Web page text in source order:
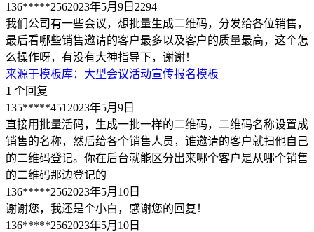
136*****2562023年5月9日 2294
我们公司有一些会议，想批量生成二维码，分发给各位销售，
最后看哪些销售邀请的客户最多以及客户的质量最高，这个怎
么操作呀，有没有大神指导下，谢谢！
来源于模板库： 大型会议活动宣传报名模板
1 个回复
135*****451 2023年5月9日
直接用批量活码，生成一批一样的二维码，二维码名称设置成
销售的名称，然后给各个销售人员，谁邀请的客户就扫他自己
的二维码登记。你在后台就能区分出来哪个客户是从哪个销售
的二维码那边登记的
136*****2562023年5月10日
谢谢您，我还是个小白，感谢您的回复！
136*****2562023年5月10日